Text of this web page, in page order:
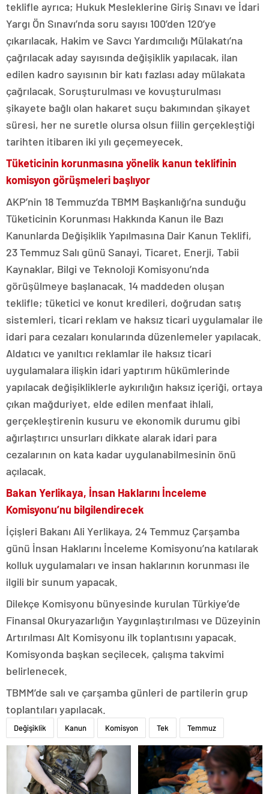
teklifle ayrıca; Hukuk Mesleklerine Giriş Sınavı ve İdari
Yargı Ön Sınavı’nda soru sayısı 100’den 120’ye
çıkarılacak, Hakim ve Savcı Yardımcılığı Mülakatı’na
çağrılacak aday sayısında değişiklik yapılacak, ilan
edilen kadro sayısının bir katı fazlası aday mülakata
çağrılacak. Soruşturulması ve kovuşturulması
şikayete bağlı olan hakaret suçu bakımından şikayet
süresi, her ne suretle olursa olsun fiilin gerçekleştiği
tarihten itibaren iki yılı geçemeyecek.
Tüketicinin korunmasına yönelik kanun teklifinin
komisyon görüşmeleri başlıyor
AKP’nin 18 Temmuz’da TBMM Başkanlığı’na sunduğu
Tüketicinin Korunması Hakkında Kanun ile Bazı
Kanunlarda Değişiklik Yapılmasına Dair Kanun Teklifi,
23 Temmuz Salı günü Sanayi, Ticaret, Enerji, Tabii
Kaynaklar, Bilgi ve Teknoloji Komisyonu’nda
görüşülmeye başlanacak. 14 maddeden oluşan
teklifle; tüketici ve konut kredileri, doğrudan satış
sistemleri, ticari reklam ve haksız ticari uygulamalar ile
idari para cezaları konularında düzenlemeler yapılacak.
Aldatıcı ve yanıltıcı reklamlar ile haksız ticari
uygulamalara ilişkin idari yaptırım hükümlerinde
yapılacak değişikliklerle aykırılığın haksız içeriği, ortaya
çıkan mağduriyet, elde edilen menfaat ihlali,
gerçekleştirenin kusuru ve ekonomik durumu gibi
ağırlaştırıcı unsurları dikkate alarak idari para
cezalarının on kata kadar uygulanabilmesinin önü
açılacak.
Bakan Yerlikaya, İnsan Haklarını İnceleme
Komisyonu’nu bilgilendirecek
İçişleri Bakanı Ali Yerlikaya, 24 Temmuz Çarşamba
günü İnsan Haklarını İnceleme Komisyonu’na katılarak
kolluk uygulamaları ve insan haklarının korunması ile
ilgili bir sunum yapacak.
Dilekçe Komisyonu bünyesinde kurulan Türkiye’de
Finansal Okuryazarlığın Yaygınlaştırılması ve Düzeyinin
Artırılması Alt Komisyonu ilk toplantısını yapacak.
Komisyonda başkan seçilecek, çalışma takvimi
belirlenecek.
TBMM’de salı ve çarşamba günleri de partilerin grup
toplantıları yapılacak.
Değişiklik Kanun Komisyon Tek Temmuz